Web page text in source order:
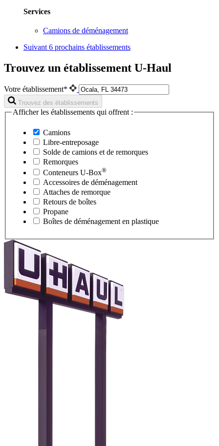
Services
Camions de déménagement
Suivant 6 prochains établissements
Trouvez un établissement U-Haul
Votre établissement*
Trouvez des établissements
Afficher les établissements qui offrent :
Camions
Libre-entreposage
Solde de camions et de remorques
Remorques
Conteneurs U-Box®
Accessoires de déménagement
Attaches de remorque
Retours de boîtes
Propane
Boîtes de déménagement en plastique